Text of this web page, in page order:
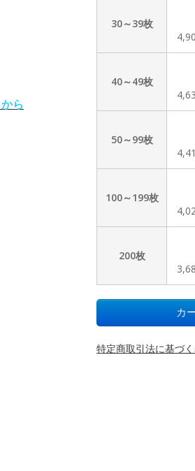
30～39枚
40～49枚
50～99枚
100～199枚
200枚
特定商取引法に基づ
ら